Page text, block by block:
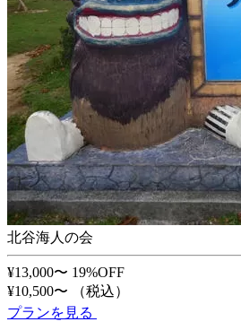
北谷海人の会
¥13,000〜 19%OFF
¥10,500〜
（税込）
プランを見る